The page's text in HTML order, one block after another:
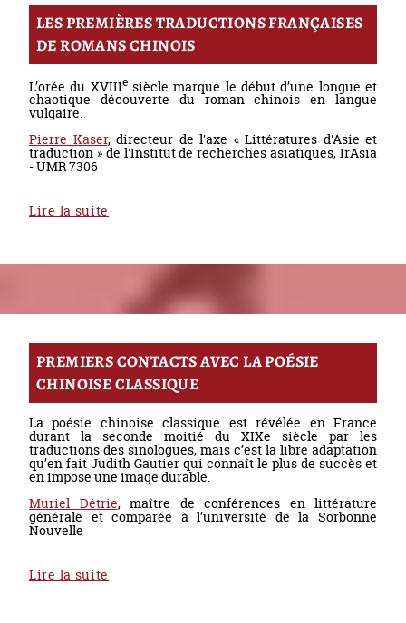
LES PREMIÈRES TRADUCTIONS FRANÇAISES
DE ROMANS CHINOIS
L’orée du XVIIIesiècle marque le début d’une longue et
chaotique découverte du roman chinois en langue
vulgaire.
Pierre Kaser, directeur de l'axe « Littératures d'Asie et
traduction » de l'Institut de recherches asiatiques, IrAsia
- UMR 7306
Lire la suite
PREMIERS CONTACTS AVEC LA POÉSIE
CHINOISE CLASSIQUE
La poésie chinoise classique est révélée en France
durant la seconde moitié du XIXe siècle par les
traductions des sinologues, mais c’est la libre adaptation
qu’en fait Judith Gautier qui connaît le plus de succès et
en impose une image durable.
Muriel Détrie, maître de conférences en littérature
générale et comparée à l’université de la Sorbonne
Nouvelle
Lire la suite